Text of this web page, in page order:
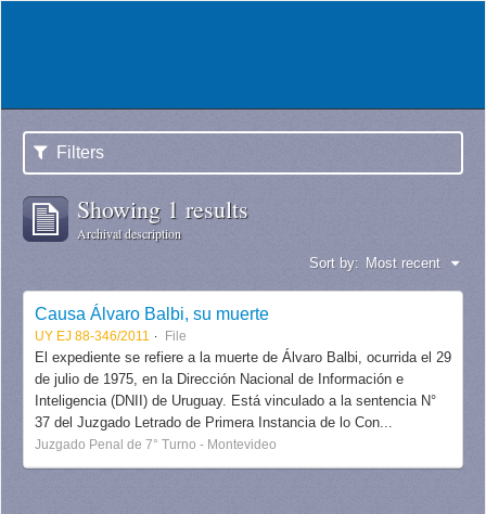
Filters
Showing 1 results
Archival description
Sort by: Most recent
Causa Álvaro Balbi, su muerte
UY EJ 88-346/2011 File
El expediente se refiere a la muerte de Álvaro Balbi, ocurrida el 29
de julio de 1975, en la Dirección Nacional de Información e
Inteligencia (DNII) de Uruguay. Está vinculado a la sentencia N°
37 del Juzgado Letrado de Primera Instancia de lo Con...
Juzgado Penal de 7° Turno - Montevideo